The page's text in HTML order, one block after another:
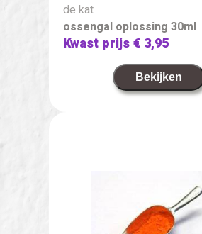
de kat
ossengal oplossing 30ml
Kwast prijs€ 3,95
Bekijken